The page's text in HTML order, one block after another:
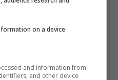
ha la tendenza
si potrebbe trovare
qualche fallo da
on a device
and information from
and other device